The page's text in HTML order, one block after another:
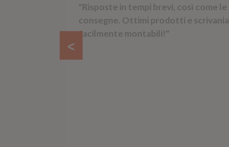
"Risposte in tempi brevi, così come le
consegne. Ottimi prodotti e scrivania
facilmente montabili!"